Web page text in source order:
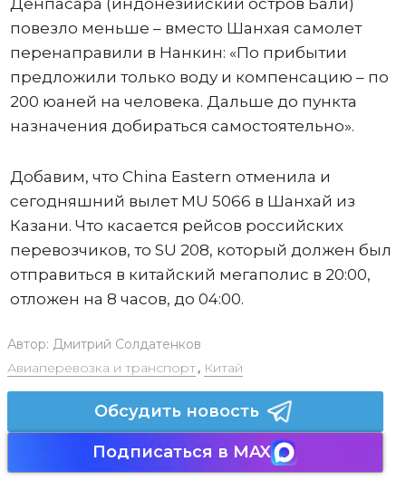
повезло меньше – вместо Шанхая самолет
перенаправили в Нанкин: «По прибытии
предложили только воду и компенсацию – по
200 юаней на человека. Дальше до пункта
назначения добираться самостоятельно».
Добавим, что China Eastern отменила и
сегодняшний вылет MU 5066 в Шанхай из
Казани. Что касается рейсов российских
перевозчиков, то SU 208, который должен был
отправиться в китайский мегаполис в 20:00,
отложен на 8 часов, до 04:00.
Автор: Дмитрий Солдатенков
Авиаперевозка и транспорт, Китай
Обсудить новость
Подписаться в MAX